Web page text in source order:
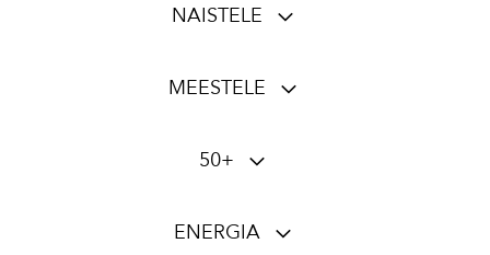
NAISTELE
MEESTELE
50+
ENERGIA